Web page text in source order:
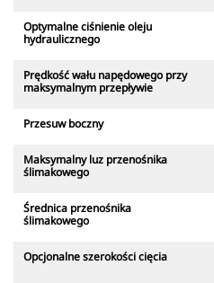
Optymalne ciśnienie oleju
hydraulicznego
Prędkość wału napędowego przy
maksymalnym przepływie
Przesuw boczny
Maksymalny luz przenośnika
ślimakowego
Średnica przenośnika
ślimakowego
Opcjonalne szerokości cięcia